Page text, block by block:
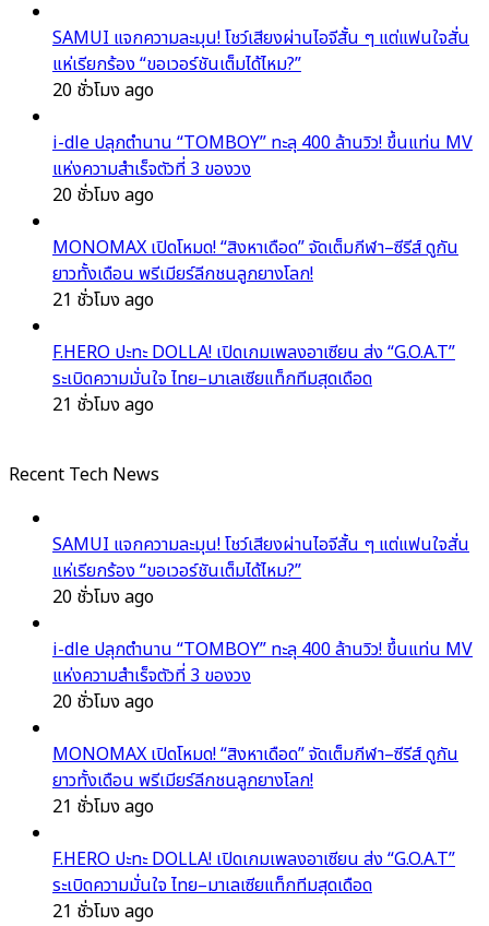
SAMUI แจกความละมุน! โชว์เสียงผ่านไอจีสั้น ๆ แต่แฟนใจสั่น
แห่เรียกร้อง “ขอเวอร์ชันเต็มได้ไหม?”
20 ชั่วโมง ago
i-dle ปลุกตำนาน “TOMBOY” ทะลุ 400 ล้านวิว! ขึ้นแท่น MV
แห่งความสำเร็จตัวที่ 3 ของวง
20 ชั่วโมง ago
MONOMAX เปิดโหมด! “สิงหาเดือด” จัดเต็มกีฬา–ซีรีส์ ดูกัน
ยาวทั้งเดือน พรีเมียร์ลีกชนลูกยางโลก!
21 ชั่วโมง ago
F.HERO ปะทะ DOLLA! เปิดเกมเพลงอาเซียน ส่ง “G.O.A.T”
ระเบิดความมั่นใจ ไทย–มาเลเซียแท็กทีมสุดเดือด
21 ชั่วโมง ago
Recent Tech News
SAMUI แจกความละมุน! โชว์เสียงผ่านไอจีสั้น ๆ แต่แฟนใจสั่น
แห่เรียกร้อง “ขอเวอร์ชันเต็มได้ไหม?”
20 ชั่วโมง ago
i-dle ปลุกตำนาน “TOMBOY” ทะลุ 400 ล้านวิว! ขึ้นแท่น MV
แห่งความสำเร็จตัวที่ 3 ของวง
20 ชั่วโมง ago
MONOMAX เปิดโหมด! “สิงหาเดือด” จัดเต็มกีฬา–ซีรีส์ ดูกัน
ยาวทั้งเดือน พรีเมียร์ลีกชนลูกยางโลก!
21 ชั่วโมง ago
F.HERO ปะทะ DOLLA! เปิดเกมเพลงอาเซียน ส่ง “G.O.A.T”
ระเบิดความมั่นใจ ไทย–มาเลเซียแท็กทีมสุดเดือด
21 ชั่วโมง ago